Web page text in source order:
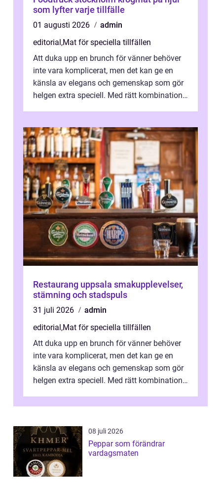
som lyfter varje tillfälle
01 augusti 2026
admin
editorial,Mat för speciella tillfällen
Att duka upp en brunch för vänner behöver
inte vara komplicerat, men det kan ge en
känsla av elegans och gemenskap som gör
helgen extra speciell. Med rätt kombination
Restaurang uppsala smakupplevelser,
stämning och stadspuls
31 juli 2026
admin
editorial,Mat för speciella tillfällen
Att duka upp en brunch för vänner behöver
inte vara komplicerat, men det kan ge en
känsla av elegans och gemenskap som gör
helgen extra speciell. Med rätt kombination
08 juli 2026
Peppar som förändrar
vardagsmaten